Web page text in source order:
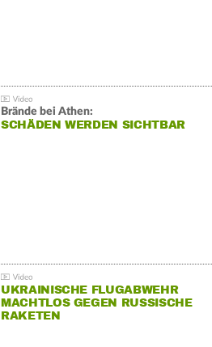
Brände bei Athen:
SCHÄDEN WERDEN SICHTBAR
UKRAINISCHE FLUGABWEHR
MACHTLOS GEGEN RUSSISCHE
RAKETEN